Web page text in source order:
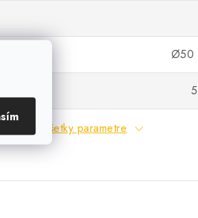
Ø50
Všetky parametre